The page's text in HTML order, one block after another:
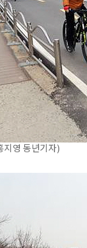
영 동년기자)